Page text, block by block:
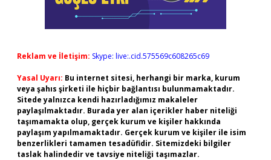
Reklam ve İletişim: Skype: live:.cid.575569c608265c69
Yasal Uyarı: Bu internet sitesi, herhangi bir marka, kurum
veya şahıs şirketi ile hiçbir bağlantısı bulunmamaktadır.
Sitede yalnızca kendi hazırladığımız makaleler
paylaşılmaktadır. Burada yer alan içerikler haber niteliği
taşımamakta olup, gerçek kurum ve kişiler hakkında
paylaşım yapılmamaktadır. Gerçek kurum ve kişiler ile isim
benzerlikleri tamamen tesadüfidir. Sitemizdeki bilgiler
taslak halindedir ve tavsiye niteliği taşımazlar.